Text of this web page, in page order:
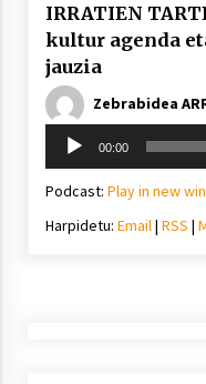
IRRATIEN
kultur agenda
jauzia
Zebrabidea
Soinu
erreproduzigailua
00:00
Podcast: Play in new
Harpidetu: Email| RSS |